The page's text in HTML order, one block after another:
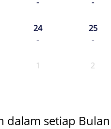
24
-
25
-
1 2
dalam setiap Bulan